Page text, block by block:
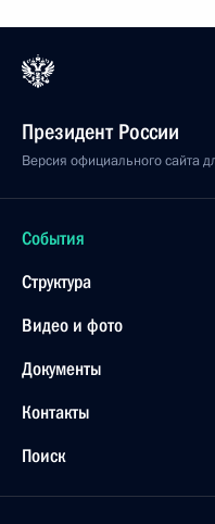
Президент России
Версия официального сайта
События
Структура
Видео и фото
Документы
Контакты
Поиск